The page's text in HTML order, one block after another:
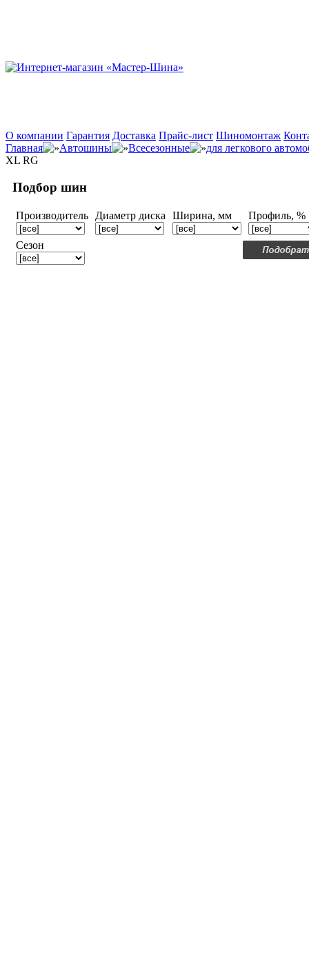
О компании Гарантия Доставка Прайс-лист Шиномонтаж
Главная
Автошины Всесезонные
для легкового
XL RG
Подбор шин
Производитель Диаметр диска Ширина, мм Профиль, %
Сезон